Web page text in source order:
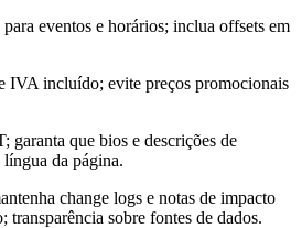
eventos e horários; inclua offsets em
IVA incluído; evite preços promocionais
garanta que bios e descrições de
da página.
change logs e notas de impacto
transparência sobre fontes de dados.